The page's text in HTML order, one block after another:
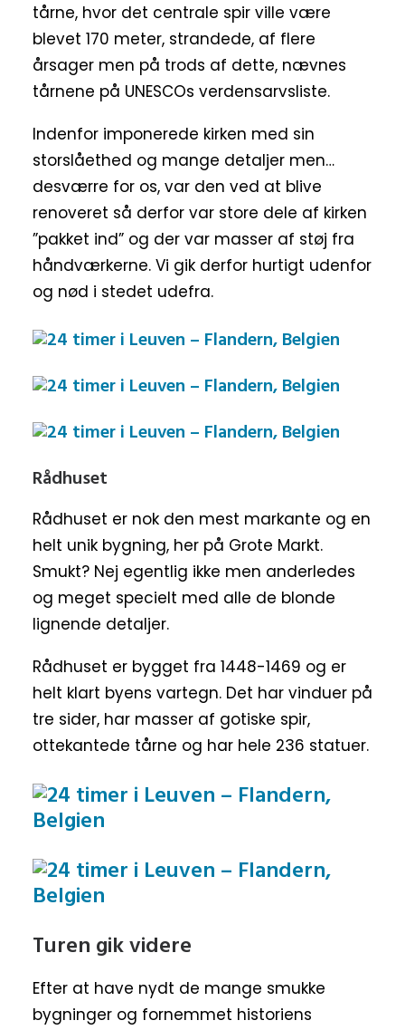
tårne, hvor det centrale spir ville være
blevet 170 meter, strandede, af flere
årsager men på trods af dette, nævnes
tårnene på UNESCOs verdensarvsliste.
Indenfor imponerede kirken med sin
storslåethed og mange detaljer men…
desværre for os, var den ved at blive
renoveret så derfor var store dele af kirken
”pakket ind” og der var masser af støj fra
håndværkerne. Vi gik derfor hurtigt udenfor
og nød i stedet udefra.
Rådhuset
Rådhuset er nok den mest markante og en
helt unik bygning, her på Grote Markt.
Smukt? Nej egentlig ikke men anderledes
og meget specielt med alle de blonde
lignende detaljer.
Rådhuset er bygget fra 1448-1469 og er
helt klart byens vartegn. Det har vinduer på
tre sider, har masser af gotiske spir,
ottekantede tårne og har hele 236 statuer.
Turen gik videre
Efter at have nydt de mange smukke
bygninger og fornemmet historiens